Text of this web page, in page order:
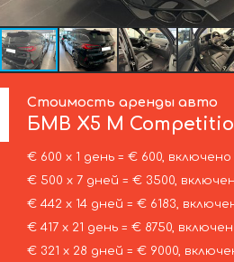
Стоимость аренды авто
БМВ X5 M
€ 600 х 1 день = € 600, включено
€ 500 х 7 дней = € 3500,
€ 442 х 14 дней = € 6183,
€ 417 х 21 день = € 8750,
€ 321 х 28 дней = € 9000,